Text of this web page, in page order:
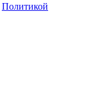
Политикой